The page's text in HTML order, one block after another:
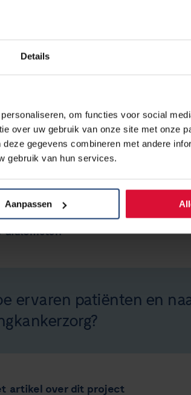
Details
om functies voor social
over uw gebruik van onze site met onze
gegevens combineren met andere
gebruik van hun services.
Aanpassen
genoemd, komt van de twee
heeft regelmatig contact met
er zijn rondom
niet alleen informatie
manieren de zorg kunnen
geneesmiddelenbedrijven (Astra
‘patiëntenpad longkanker’
2018 opgeven voor een interview
heeft Beautiful Lives 20 mensen
leverden veel informatie op.
uitkomsten
ervaren patiënten en
artikel over dit project